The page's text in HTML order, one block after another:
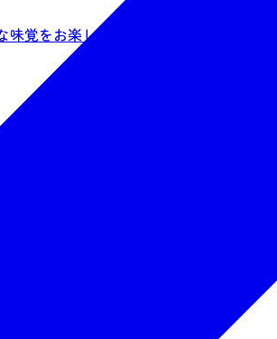
覚をお楽しみいただける3つのレストラ